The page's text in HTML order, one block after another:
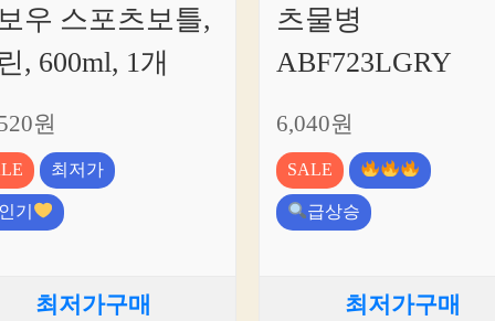
니
우 스포츠보틀,
, 600ml, 1개
원
최저가
기
최저가구매
츠물병
ABF723LGRY
6,040원
SALE
급상승
최저가구매